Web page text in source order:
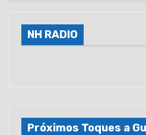
NH RADIO
Próximos Toques a